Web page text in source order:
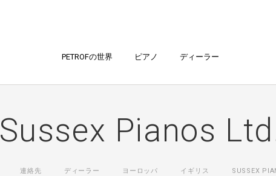
PETROFの世界 ピアノ ディーラー
Sussex Pianos
連絡先 ディーラー ヨーロッパ イギリス SUSSEX